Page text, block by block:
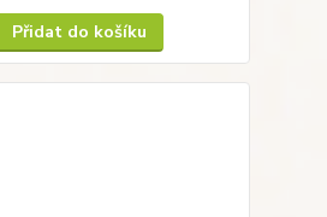
Přidat do košíku